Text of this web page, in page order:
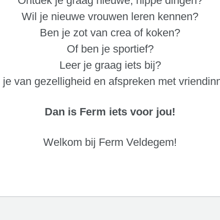
Wil je nieuwe vrouwen leren kennen?
Ben je zot van crea of koken?
Of ben je sportief?
Leer je graag iets bij?
je van gezelligheid en afspreken met
Dan is Ferm iets voor jou!
Welkom bij Ferm Veldegem!